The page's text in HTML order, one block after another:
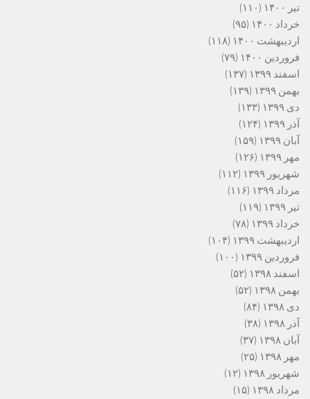
تیر ۱۴۰۰
(۱۱۰)
خرداد ۱۴۰۰
(۹۵)
اردیبهشت ۱۴۰۰
(۱۱۸)
فروردین ۱۴۰۰
(۷۹)
اسفند ۱۳۹۹
(۱۳۷)
بهمن ۱۳۹۹
(۱۳۹)
دی ۱۳۹۹
(۱۳۳)
آذر ۱۳۹۹
(۱۲۴)
آبان ۱۳۹۹
(۱۵۹)
مهر ۱۳۹۹
(۱۲۶)
شهریور ۱۳۹۹
(۱۱۲)
مرداد ۱۳۹۹
(۱۱۶)
تیر ۱۳۹۹
(۱۱۹)
خرداد ۱۳۹۹
(۷۸)
اردیبهشت ۱۳۹۹
(۱۰۴)
فروردین ۱۳۹۹
(۱۰۰)
اسفند ۱۳۹۸
(۵۲)
بهمن ۱۳۹۸
(۵۲)
دی ۱۳۹۸
(۸۴)
آذر ۱۳۹۸
(۳۸)
آبان ۱۳۹۸
(۳۷)
مهر ۱۳۹۸
(۲۵)
شهریور ۱۳۹۸
(۱۲)
مرداد ۱۳۹۸
(۱۵)